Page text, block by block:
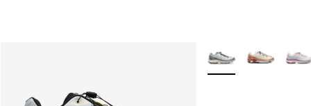
Plus de couleurs